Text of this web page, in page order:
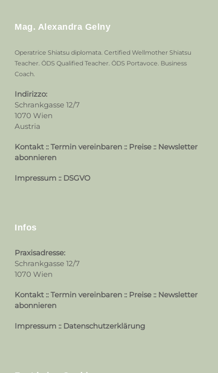
Mag. Alexandra Gelny
Operatrice Shiatsu diplomata. Certified Wellmother Shiatsu
Teacher. ÖDS Qualified Teacher. ÖDS Portavoce. Business
Coach.
Indirizzo:
Schrankgasse 12/7
1070 Wien
Austria
Kontakt :: Termin vereinbaren :: Preise :: Newsletter
abonnieren
Impressum :: DSGVO
Infos
Praxisadresse:
Schrankgasse 12/7
1070 Wien
Kontakt :: Termin vereinbaren :: Preise :: Newsletter
abonnieren
Impressum :: Datenschutzerklärung